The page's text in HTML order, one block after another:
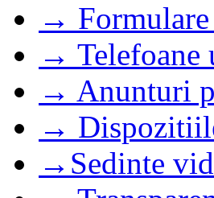
→
→ Telefoane
→ Anunturi
→
→Sedinte